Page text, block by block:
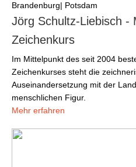
Brandenburg| Potsdam
Jörg Schultz-Liebisch -
Zeichenkurs
Im Mittelpunkt des seit 2004
Zeichenkurses steht die
Auseinandersetzung mit der
menschlichen Figur.
Mehr erfahren